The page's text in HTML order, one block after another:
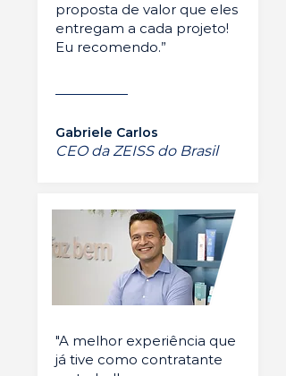
proposta de valor que eles
entregam a cada projeto!
Eu recomendo.”
Gabriele Carlos
CEO da ZEISS do Brasil
"A melhor experiência que
já tive como contratante